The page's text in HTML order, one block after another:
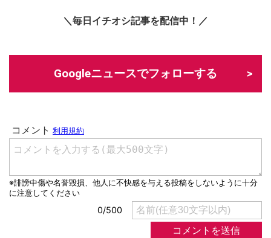
＼毎日イチオシ記事を配信中！／
Googleニュースでフォローする